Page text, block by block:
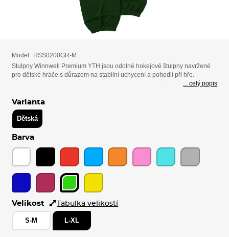
Model
HSS0200GR-M
Stulpny Winnwell Premium YTH jsou odolné hokejové štulpny navržené
pro dětské hráče s důrazem na stabilní uchycení a pohodlí při hře.
... celý popis
Varianta
Dětská
Barva
Velikost Tabulka velikostí
S-M L-XL